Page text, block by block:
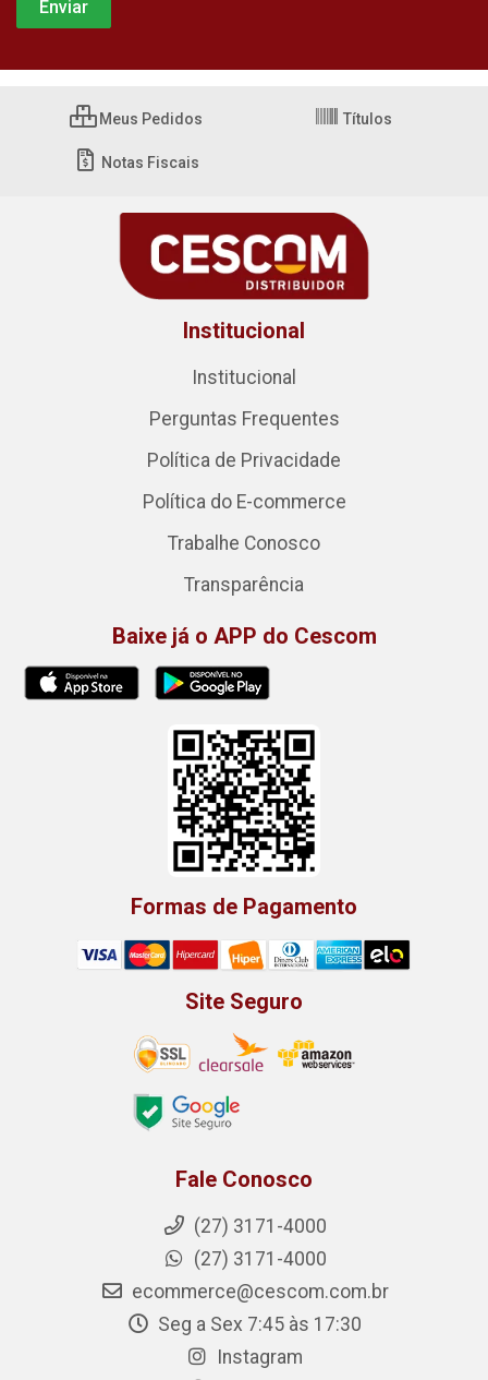
Meus Pedidos Títulos
Notas Fiscais
Institucional
Institucional
Perguntas Frequentes
Política de Privacidade
Política do E-commerce
Trabalhe Conosco
Transparência
Baixe já o APP do Cescom
Formas de Pagamento
Site Seguro
Fale Conosco
(27) 3171-4000
(27) 3171-4000
ecommerce@cescom.com.br
Seg a Sex 7:45 às 17:30
Instagram